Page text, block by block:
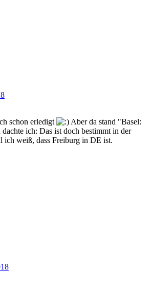
schon erledigt
Aber da stand "Basel:
ich: Das ist doch bestimmt in der
ich weiß, dass Freiburg in DE ist.